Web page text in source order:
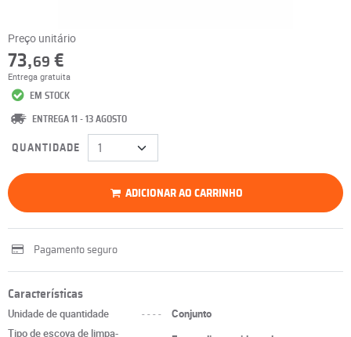
Preço unitário
73,69 €
Entrega gratuita
EM STOCK
ENTREGA 11 - 13 AGOSTO
QUANTIDADE
ADICIONAR AO CARRINHO
Pagamento seguro
Características
Unidade de quantidade ----
Conjunto
Tipo de escova de limpa-